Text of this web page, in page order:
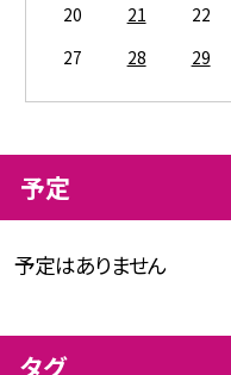
20
21 22
27
28 29
予定
予定はありません
タグ